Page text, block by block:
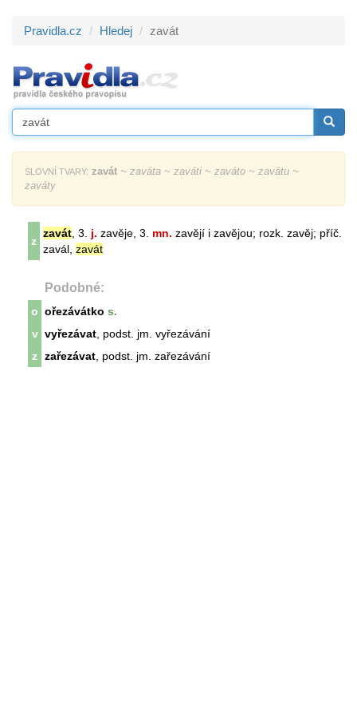
Pravidla.cz Hledej zavát
SLOVNÍ TVARY: zavát ~ zaváta ~ zaváti ~ zaváto ~ zavátu ~
zaváty
z
zavát , 3. j. zavěje, 3. mn. zavějí i zavějou; rozk. zavěj; příč.
zavál, zavát
Podobné:
o ořezávátko s.
v vyřezávat , podst. jm. vyřezávání
z
zařezávat , podst. jm. zařezávání